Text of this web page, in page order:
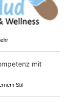
Stil